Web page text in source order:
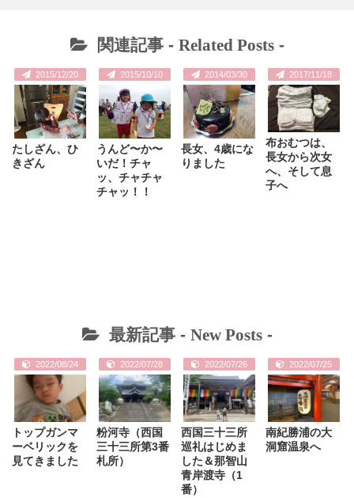
関連記事 - Related Posts-
2015/12/20
たしざん、ひ
きざん
2015/10/10
うんど〜か〜
いだ！チャ
ッ、チャチャ
チャッ！！
2014/03/30
長女、4歳にな
りました
2017/11/18
布おむつは、
長女から次女
へ、そして息
子へ
最新記事 - New Posts-
2022/08/24
トップガンマ
ーベリックを
見てきました
2022/07/28
粉河寺（西国
三十三所第3番
札所）
2022/07/26
西国三十三所
巡礼はじめま
した＆那智山
青岸渡寺（1
番）
2022/07/25
南紀勝浦の大
洞窟温泉へ